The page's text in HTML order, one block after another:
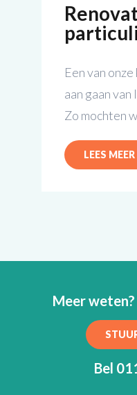
Een van
aan gaan
Zo mochten
LEES MEER
Meer
Bel